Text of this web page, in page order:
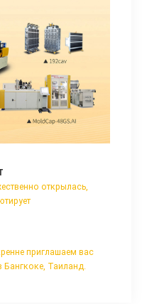
открылась,
приглашаем вас
Бангкоке, Таиланд.